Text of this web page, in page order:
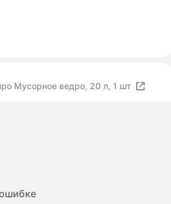
Мусорное ведро, 20 л, 1 шт